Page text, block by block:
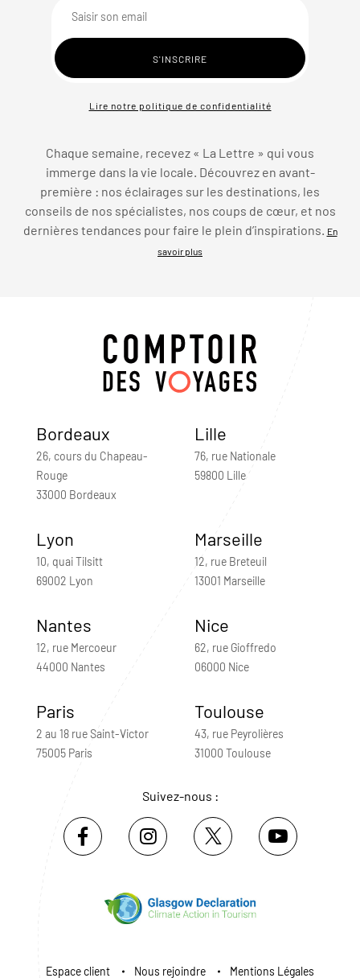
Lire notre politique de confidentialité
Chaque semaine, recevez « La Lettre » qui vous
immerge dans la vie locale. Découvrez en avant-
première : nos éclairages sur les destinations, les
conseils de nos spécialistes, nos coups de cœur, et nos
dernières tendances pour faire le plein d’inspirations. En
savoir plus
Bordeaux
26, cours du Chapeau-
Rouge
33000 Bordeaux
Lille
76, rue Nationale
59800 Lille
Lyon
10, quai Tilsitt
69002 Lyon
Marseille
12, rue Breteuil
13001 Marseille
Nantes
12, rue Mercoeur
44000 Nantes
Nice
62, rue Gioffredo
06000 Nice
Paris
2 au 18 rue Saint-Victor
75005 Paris
Toulouse
43, rue Peyrolières
31000 Toulouse
Suivez-nous :
Espace client Nous rejoindre Mentions Légales